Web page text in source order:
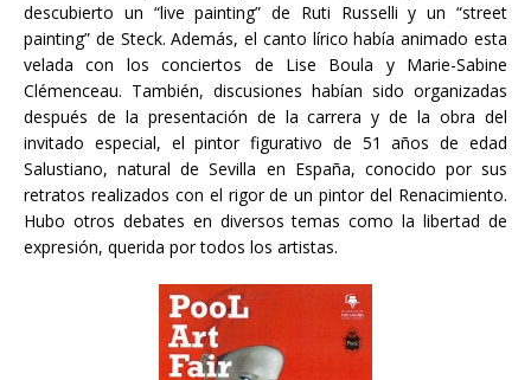
descubierto un “live painting” de Ruti Russelli y un “street
painting” de Steck. Además, el canto lírico había animado esta
velada con los conciertos de Lise Boula y Marie-Sabine
Clémenceau. También, discusiones habían sido organizadas
después de la presentación de la carrera y de la obra del
invitado especial, el pintor figurativo de 51 años de edad
Salustiano, natural de Sevilla en España, conocido por sus
retratos realizados con el rigor de un pintor del Renacimiento.
Hubo otros debates en diversos temas como la libertad de
expresión, querida por todos los artistas.